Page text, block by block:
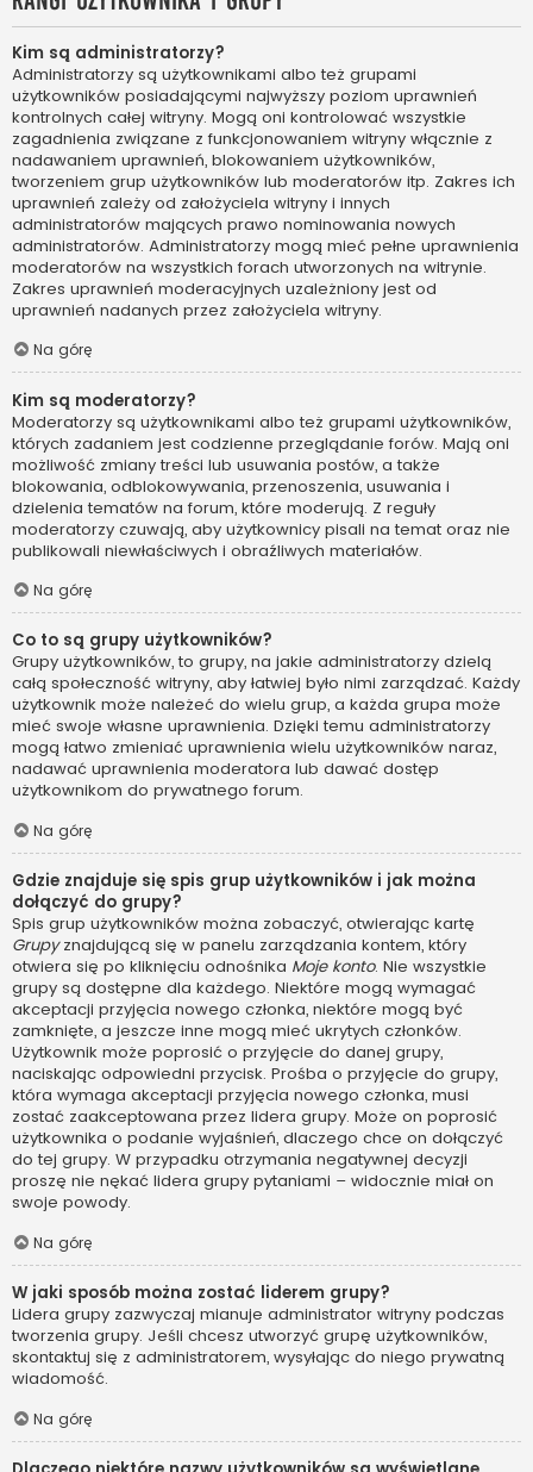
Kim są administratorzy?
Administratorzy są użytkownikami albo też grupami
użytkowników posiadającymi najwyższy poziom uprawnień
kontrolnych całej witryny. Mogą oni kontrolować wszystkie
zagadnienia związane z funkcjonowaniem witryny włącznie z
nadawaniem uprawnień, blokowaniem użytkowników,
tworzeniem grup użytkowników lub moderatorów itp. Zakres ich
uprawnień zależy od założyciela witryny i innych
administratorów mających prawo nominowania nowych
administratorów. Administratorzy mogą mieć pełne uprawnienia
moderatorów na wszystkich forach utworzonych na witrynie.
Zakres uprawnień moderacyjnych uzależniony jest od
uprawnień nadanych przez założyciela witryny.
Na górę
Kim są moderatorzy?
Moderatorzy są użytkownikami albo też grupami użytkowników,
których zadaniem jest codzienne przeglądanie forów. Mają oni
możliwość zmiany treści lub usuwania postów, a także
blokowania, odblokowywania, przenoszenia, usuwania i
dzielenia tematów na forum, które moderują. Z reguły
moderatorzy czuwają, aby użytkownicy pisali na temat oraz nie
publikowali niewłaściwych i obraźliwych materiałów.
Na górę
Co to są grupy użytkowników?
Grupy użytkowników, to grupy, na jakie administratorzy dzielą
całą społeczność witryny, aby łatwiej było nimi zarządzać. Każdy
użytkownik może należeć do wielu grup, a każda grupa może
mieć swoje własne uprawnienia. Dzięki temu administratorzy
mogą łatwo zmieniać uprawnienia wielu użytkowników naraz,
nadawać uprawnienia moderatora lub dawać dostęp
użytkownikom do prywatnego forum.
Na górę
Gdzie znajduje się spis grup użytkowników i jak można
dołączyć do grupy?
Spis grup użytkowników można zobaczyć, otwierając kartę
Grupyznajdującą się w panelu zarządzania kontem, który
otwiera się po kliknięciu odnośnika Moje konto. Nie wszystkie
grupy są dostępne dla każdego. Niektóre mogą wymagać
akceptacji przyjęcia nowego członka, niektóre mogą być
zamknięte, a jeszcze inne mogą mieć ukrytych członków.
Użytkownik może poprosić o przyjęcie do danej grupy,
naciskając odpowiedni przycisk. Prośba o przyjęcie do grupy,
która wymaga akceptacji przyjęcia nowego członka, musi
zostać zaakceptowana przez lidera grupy. Może on poprosić
użytkownika o podanie wyjaśnień, dlaczego chce on dołączyć
do tej grupy. W przypadku otrzymania negatywnej decyzji
proszę nie nękać lidera grupy pytaniami – widocznie miał on
swoje powody.
Na górę
W jaki sposób można zostać liderem grupy?
Lidera grupy zazwyczaj mianuje administrator witryny podczas
tworzenia grupy. Jeśli chcesz utworzyć grupę użytkowników,
skontaktuj się z administratorem, wysyłając do niego prywatną
wiadomość.
Na górę